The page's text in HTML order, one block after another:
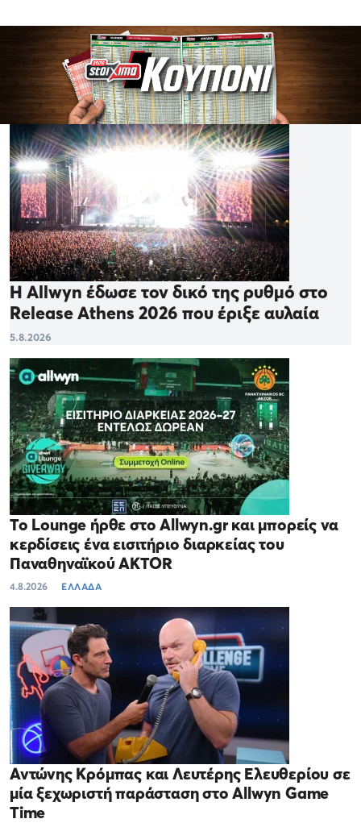
Η Allwyn έδωσε τον δικό της ρυθμό στο
Release Athens 2026 που έριξε αυλαία
5.8.2026
Το Lounge ήρθε στο Allwyn.gr και μπορείς να
κερδίσεις ένα εισιτήριο διαρκείας του
Παναθηναϊκού AKTOR
4.8.2026 ΕΛΛΑΔΑ
Αντώνης Κρόμπας και Λευτέρης Ελευθερίου σε
μία ξεχωριστή παράσταση στο Allwyn Game
Time